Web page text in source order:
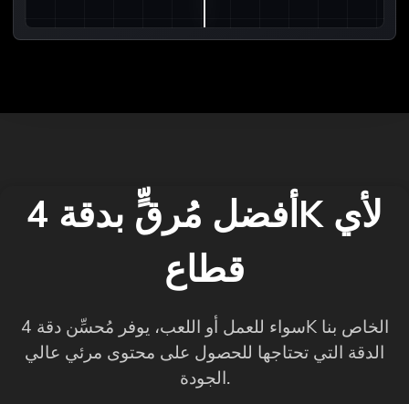
أفضل مُرقٍّ بدقة 4K لأي
قطاع
سواء للعمل أو اللعب، يوفر مُحسِّن دقة 4K الخاص بنا
الدقة التي تحتاجها للحصول على محتوى مرئي عالي
الجودة.